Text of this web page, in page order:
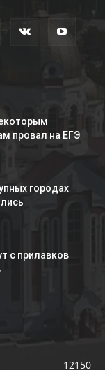
провал на ЕГЭ
городах
с прилавков
12150